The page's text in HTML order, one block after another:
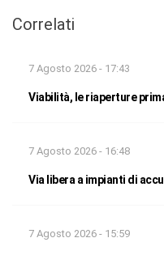
Correlati
7 Agosto 2026 - 17:43
Viabilità, le riaperture
7 Agosto 2026 - 16:48
Via libera a impianti di
7 Agosto 2026 - 15:59